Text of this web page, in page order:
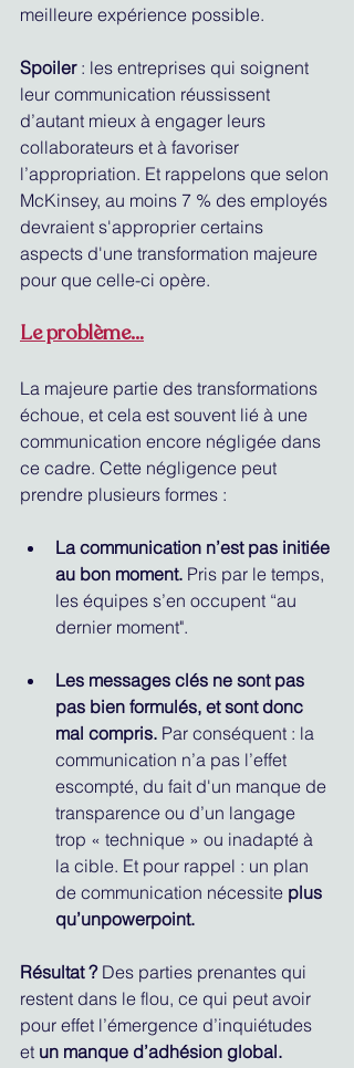
meilleure expérience possible.
Spoiler : les entreprises qui soignent
leur communication réussissent
d’autant mieux à engager leurs
collaborateurs et à favoriser
l’appropriation. Et rappelons que selon
McKinsey, au moins 7 % des employés
devraient s'approprier certains
aspects d'une transformation majeure
pour que celle-ci opère.
Le problème…
La majeure partie des transformations
échoue, et cela est souvent lié à une
communication encore négligée dans
ce cadre. Cette négligence peut
prendre plusieurs formes :
La communication n’est pas initiée
au bon moment. Pris par le temps,
les équipes s’en occupent “au
dernier moment".
Les messages clés ne sont pas
pas bien formulés, et sont donc
mal compris. Par conséquent : la
communication n’a pas l’effet
escompté, du fait d'un manque de
transparence ou d’un langage
trop « technique » ou inadapté à
la cible. Et pour rappel : un plan
de communication nécessite plus
qu’unpowerpoint.
Résultat ? Des parties prenantes qui
restent dans le flou, ce qui peut avoir
pour effet l’émergence d’inquiétudes
et un manque d’adhésion global.